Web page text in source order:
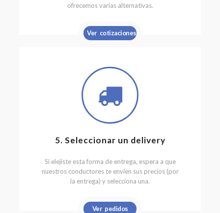
ofrecemos varias alternativas.
Ver cotizaciones
5. Seleccionar un delivery
Si elejiste esta forma de entrega, espera a que
nuestros conductores te envíen sus precios (por
la entrega) y selecciona una.
Ver pedidos